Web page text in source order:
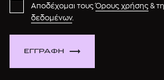
ΕΓΓΡΑΦΗ
Αποδέχομαι τουςΌρους χρήσης &
δεδομένων.